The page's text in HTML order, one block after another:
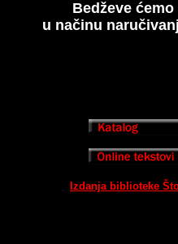
Bedževe
u načinu
Izdanja biblioteke